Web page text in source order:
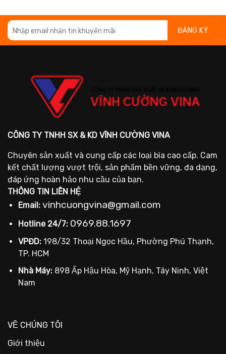
CÔNG TY TNHH SX & KD VĨNH CƯỜNG VINA
Chuyên sản xuất và cung cấp các loại bìa cao cấp. Cam
kết chất lượng vượt trội, sản phẩm bền vững, đa dạng,
đáp ứng hoàn hảo nhu cầu của bạn.
THÔNG TIN LIÊN HỆ
Email: vinhcuongvina@gmail.com
Hotline 24/7: 0969.88.1697
VPĐD: 198/32 Thoại Ngọc Hầu, Phường Phú Thạnh,
TP. HCM
Nhà Máy: 898 Ấp Hậu Hòa, Mỹ Hạnh, Tây Ninh, Việt
Nam
VỀ CHÚNG TÔI
Giới thiệu